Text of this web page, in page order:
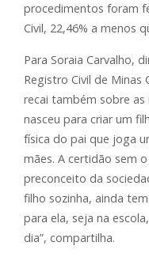
procedimentos foram
Civil, 22,46% a menos
Para Soraia Carvalho,
Registro Civil de Minas
recai também sobre as
nasceu para criar um
física do pai que joga
mães. A certidão sem
preconceito da
filho sozinha, ainda
para ela, seja na
dia”, compartilha.